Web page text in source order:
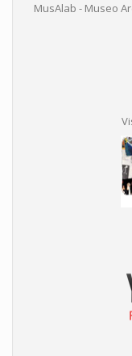
MusAlab - Museo